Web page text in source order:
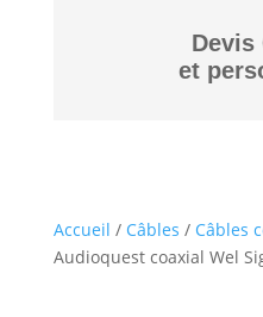
Devis
et
Accueil / Câbles / Câbles
Audioquest coaxial Wel